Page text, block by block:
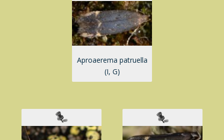
Aproaerema patruella
(I, G)